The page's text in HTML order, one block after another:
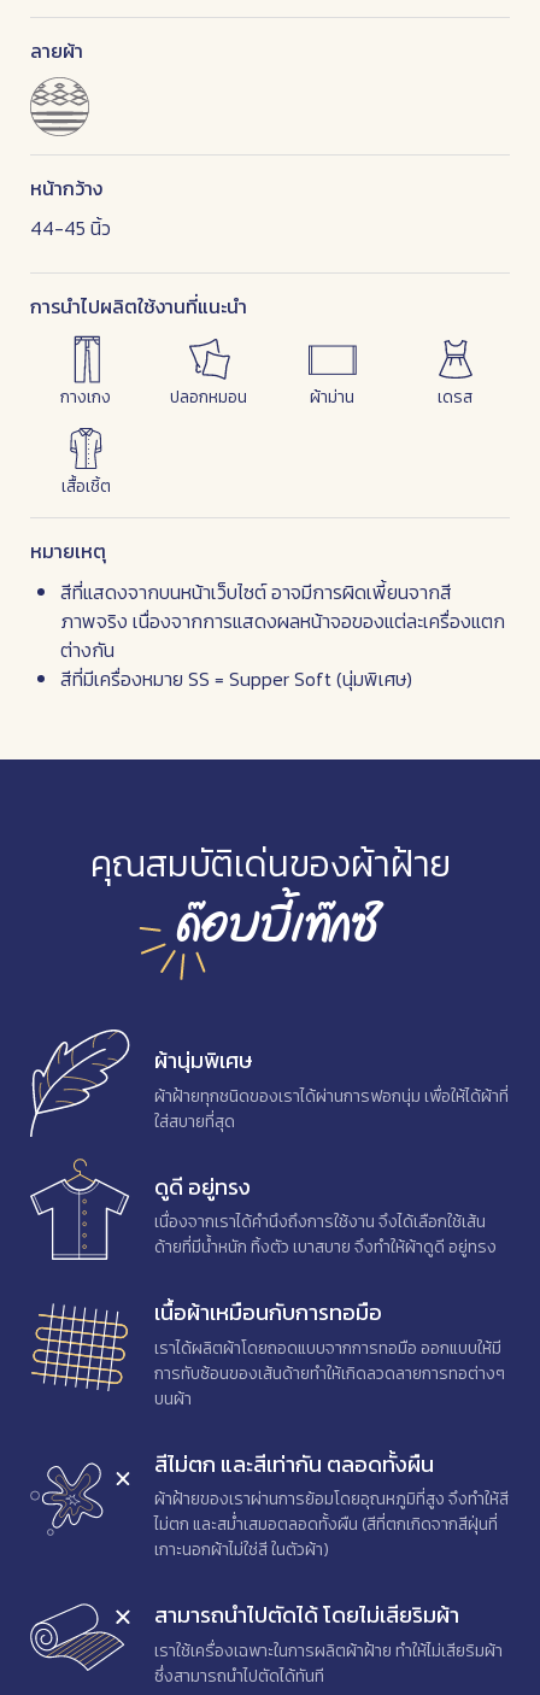
ลายผ้า
หน้ากว้าง
44-45 นิ้ว
การนำไปผลิตใช้งานที่แนะนำ
กางเกง ปลอกหมอน ผ้าม่าน เดรส
เสื้อเชิ้ต
หมายเหตุ
สีที่แสดงจากบนหน้าเว็บไซต์ อาจมีการผิดเพี้ยนจากสี
ภาพจริง เนื่องจากการแสดงผลหน้าจอของแต่ละเครื่องแตก
ต่างกัน
สีที่มีเครื่องหมาย SS = Supper Soft (นุ่มพิเศษ)
คุณสมบัติเด่นของผ้าฝ้าย
ด๊อบบี้เท๊กซ์
ผ้านุ่มพิเศษ
ผ้าฝ้ายทุกชนิดของเราได้ผ่านการฟอกนุ่ม เพื่อให้ได้ผ้าที่
ใส่สบายที่สุด
ดูดี อยู่ทรง
เนื่องจากเราได้คำนึงถึงการใช้งาน จึงได้เลือกใช้เส้น
ด้ายที่มีน้ำหนัก ทิ้งตัว เบาสบาย จึงทำให้ผ้าดูดี อยู่ทรง
เนื้อผ้าเหมือนกับการทอมือ
เราได้ผลิตผ้าโดยถอดแบบจากการทอมือ ออกแบบให้มี
การทับซ้อนของเส้นด้ายทำให้เกิดลวดลายการทอต่างๆ
บนผ้า
สีไม่ตก และสีเท่ากัน ตลอดทั้งผืน
ผ้าฝ้ายของเราผ่านการย้อมโดยอุณหภูมิที่สูง จึงทำให้สี
ไม่ตก และสม่ำเสมอตลอดทั้งผืน (สีที่ตกเกิดจากสีฝุ่นที่
เกาะนอกผ้าไม่ใช่สี ในตัวผ้า)
สามารถนำไปตัดได้โดยไม่เสียริมผ้า
เราใช้เครื่องเฉพาะในการผลิตผ้าฝ้าย ทำให้ไม่เสียริมผ้า
ซึ่งสามารถนำไปตัดได้ทันที